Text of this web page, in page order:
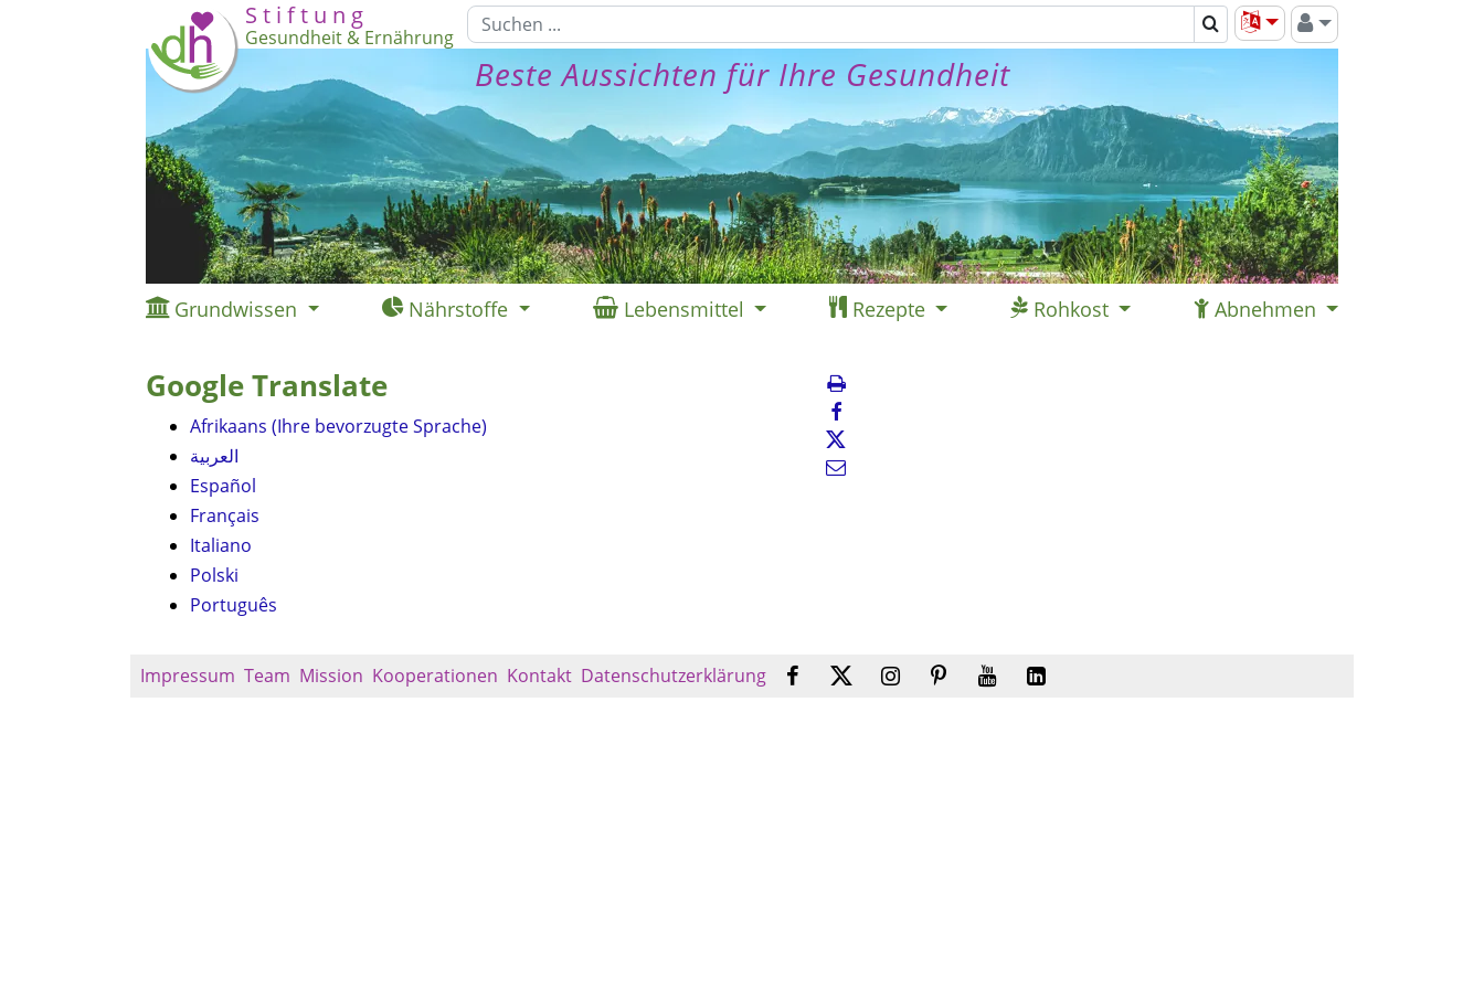
S t i f t u n g
Gesundheit & Ernährung
Beste Aussichten für Ihre Gesundheit
Grundwissen Nährstoffe Lebensmittel Rezepte Rohkost Abnehmen
Google Translate
Afrikaans (Ihre bevorzugte Sprache)
العربية
Español
Français
Italiano
Polski
Português
Impressum Team Mission Kooperationen Kontakt Datenschutzerklärung